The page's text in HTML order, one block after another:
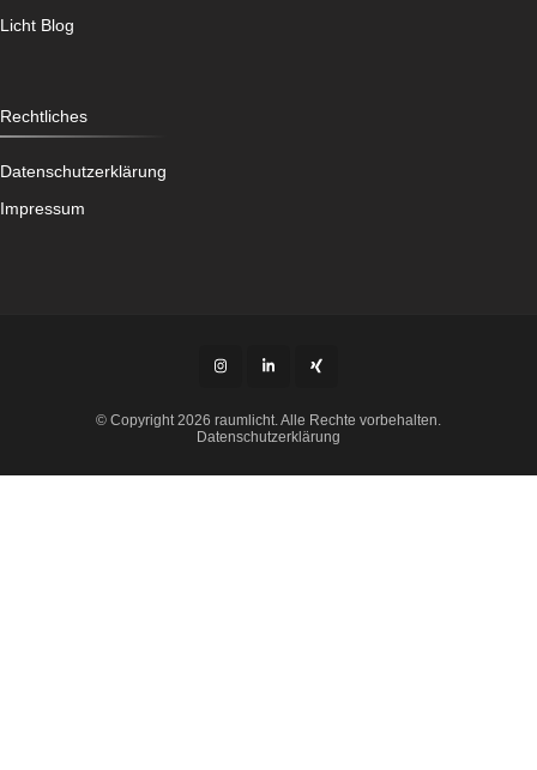
Licht Blog
Rechtliches
Datenschutzerklärung
Impressum
© Copyright 2026 raumlicht. Alle Rechte vorbehalten.
Datenschutzerklärung